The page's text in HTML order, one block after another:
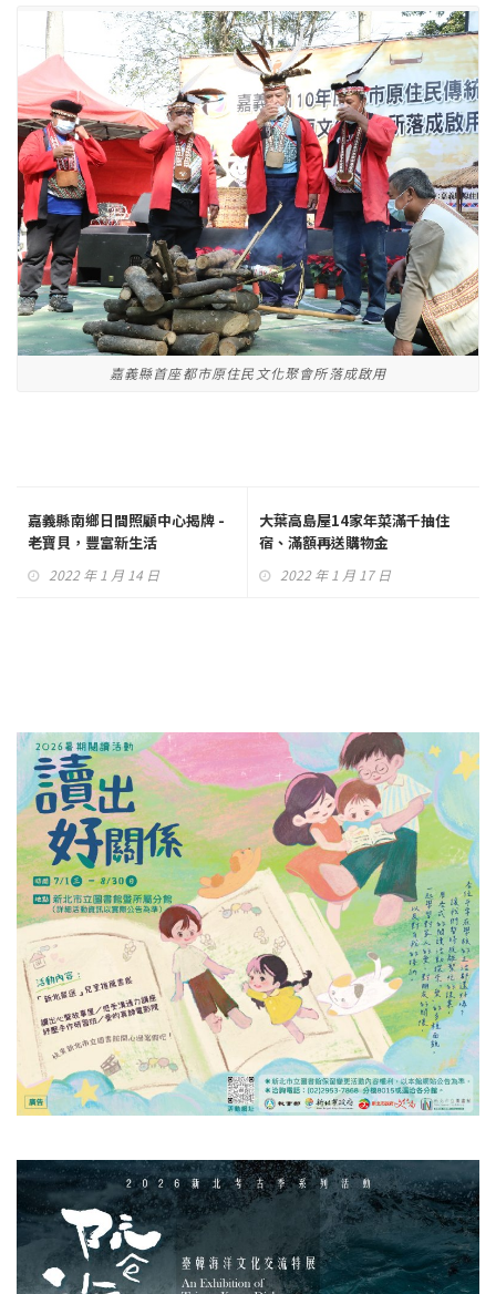
嘉義縣首座都市原住民文化聚會所落成啟用
嘉義縣南鄉日間照顧中心揭牌 -
老寶貝，豐富新生活
2022 年 1 月 14 日
大葉高島屋14家年菜滿千抽住
宿、滿額再送購物金
2022 年 1 月 17 日